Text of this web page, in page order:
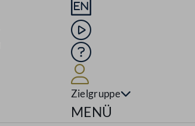
Sprache English
Mediathek
Hilfe
Zielgruppe
Navigationsmenü
MENÜ